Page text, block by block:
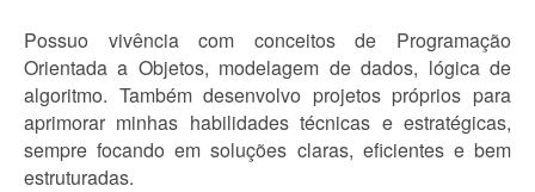
Possuo vivência com conceitos de Programação
Orientada a Objetos, modelagem de dados, lógica de
algoritmo. Também desenvolvo projetos próprios para
aprimorar minhas habilidades técnicas e estratégicas,
sempre focando em soluções claras, eficientes e bem
estruturadas.